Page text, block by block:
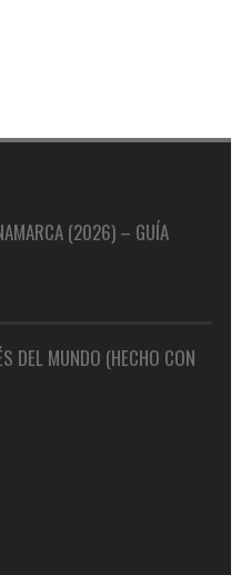
(2026) – GUÍA
DEL MUNDO (HECHO CON